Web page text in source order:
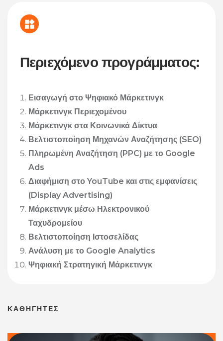
Περιεχόμενο προγράμματος:
Εισαγωγή στο Ψηφιακό Μάρκετινγκ
Μάρκετινγκ Περιεχομένου
Μάρκετινγκ στα Κοινωνικά Δίκτυα
Βελτιστοποίηση Μηχανών Αναζήτησης (SEO)
Πληρωμένη Αναζήτηση (PPC) με το Google
Ads
Διαφήμιση στο YouTube και στις εμφανίσεις
(Display Advertising)
Μάρκετινγκ μέσω Ηλεκτρονικού
Ταχυδρομείου
Βελτιστοποίηση Ιστοσελίδας
Ανάλυση με το Google Analytics
Ψηφιακή Στρατηγική Μάρκετινγκ
ΚΑΘΗΓΗΤΕΣ